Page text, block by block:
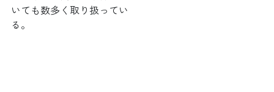
いても数多く取り扱ってい
る。